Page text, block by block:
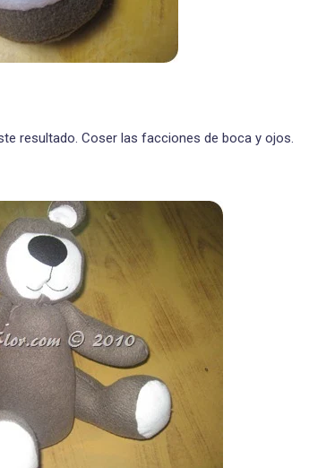
resultado. Coser las facciones de boca y ojos.